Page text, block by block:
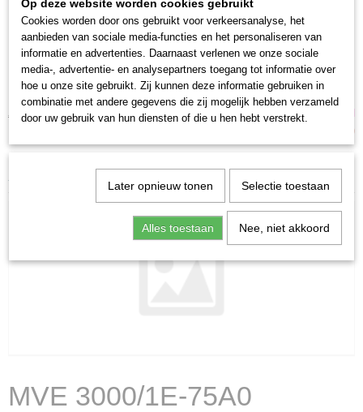
Inloggen Registreren
UW WINKELWAGEN
(0)
Home
MVE 3000/1E-75A0
Op deze website worden cookies gebruikt
Cookies worden door ons gebruikt voor verkeersanalyse, het
aanbieden van sociale media-functies en het personaliseren van
informatie en advertenties. Daarnaast verlenen we onze sociale
media-, advertentie- en analysepartners toegang tot informatie over
hoe u onze site gebruikt. Zij kunnen deze informatie gebruiken in
combinatie met andere gegevens die zij mogelijk hebben verzameld
door uw gebruik van hun diensten of die u hen hebt verstrekt.
Later opnieuw tonen Selectie toestaan
Alles toestaan Nee, niet akkoord